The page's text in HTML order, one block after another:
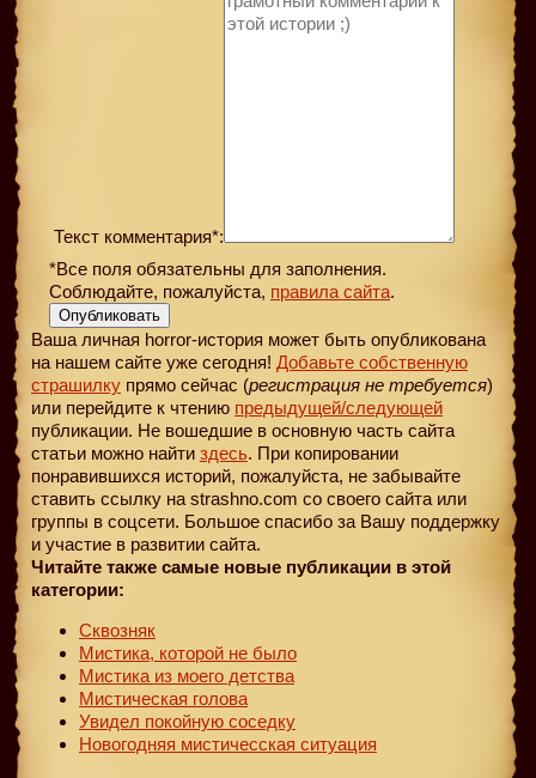
Текст комментария*:
*Все поля обязательны для заполнения.
Соблюдайте, пожалуйста, правила сайта.
Опубликовать
Ваша личная horror-история может быть опубликована
на нашем сайте уже сегодня! Добавьте собственную
страшилку прямо сейчас (регистрация не требуется)
или перейдите к чтению предыдущей/следующей
публикации. Не вошедшие в основную часть сайта
статьи можно найти здесь. При копировании
понравившихся историй, пожалуйста, не забывайте
ставить ссылку на strashno.com со своего сайта или
группы в соцсети. Большое спасибо за Вашу поддержку
и участие в развитии сайта.
Читайте также самые новые публикации в этой
категории:
Сквозняк
Мистика, которой не было
Мистика из моего детства
Мистическая голова
Увидел покойную соседку
Новогодняя мистичесская ситуация